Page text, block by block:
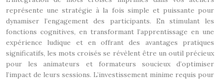
représente une stratégie à la fois simple et puissante pour
dynamiser l’engagement des participants. En stimulant les
fonctions cognitives, en transformant l’apprentissage en une
expérience ludique et en offrant des avantages pratiques
significatifs, les mots croisés se révèlent être un outil précieux
pour les animateurs et formateurs soucieux d’optimiser
l’impact de leurs sessions. L’investissement minime requis pour